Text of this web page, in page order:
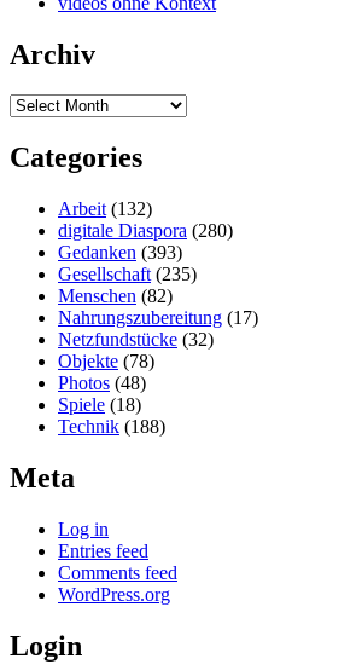
Archiv
Archiv
Categories
Arbeit (132)
digitale Diaspora (280)
Gedanken (393)
Gesellschaft (235)
Menschen (82)
Nahrungszubereitung (17)
Netzfundstücke (32)
Objekte (78)
Photos (48)
Spiele (18)
Technik (188)
Meta
Log in
Entries feed
Comments feed
WordPress.org
Login